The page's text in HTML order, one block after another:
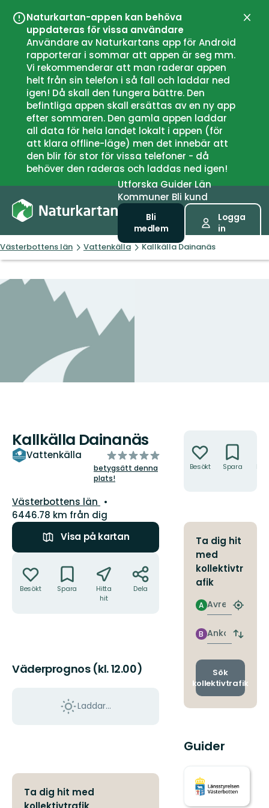
Naturkartan-appen kan behöva
uppdateras för vissa användare
Användare av Naturkartans app för Android
rapporterar i sommar att appen är seg mm.
Vi rekommenderar att man raderar appen
helt från sin telefon i så fall och laddar ned
igen! Då skall den fungera bättre. Den
befintliga appen skall ersättas av en ny app
efter sommaren. Den gamla appen laddar
all data för hela landet lokalt i appen (för
att klara offline-läge) men det innebär att
den blir för stor för vissa telefoner - då
behöver den raderas och laddas ned igen!
UtforskaGuiderLän
Kommuner Bli kund
Bli
medlem
Logga
in
Västerbottens län Vattenkälla Kallkälla Dainanäs
Kallkälla Dainanäs
Vattenkälla
av
5
stjärnor
betygsätt denna
plats!
Län:
Västerbottens län
6446.78 km från dig
Visa på kartan
Besökt Spara
Hitta
hit
Dela
Väderprognos (kl. 12.00)
Laddar...
Ta dig hit med
Besökt Spara
Ta dig hit
med
kollektivtr
afik
Avresa
A
Hitta
Ankomst
B
Byt
och
Sök
kollektivtrafik
Guider